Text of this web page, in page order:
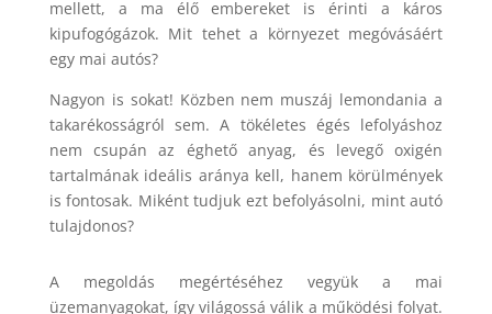
mellett, a ma élő embereket is érinti a káros
kipufogógázok. Mit tehet a környezet megóvásáért
egy mai autós?
Nagyon is sokat! Közben nem muszáj lemondania a
takarékosságról sem. A tökéletes égés lefolyáshoz
nem csupán az éghető anyag, és levegő oxigén
tartalmának ideális aránya kell, hanem körülmények
is fontosak. Miként tudjuk ezt befolyásolni, mint autó
tulajdonos?
A megoldás megértéséhez vegyük a mai
üzemanyagokat, így világossá válik a működési folyat.